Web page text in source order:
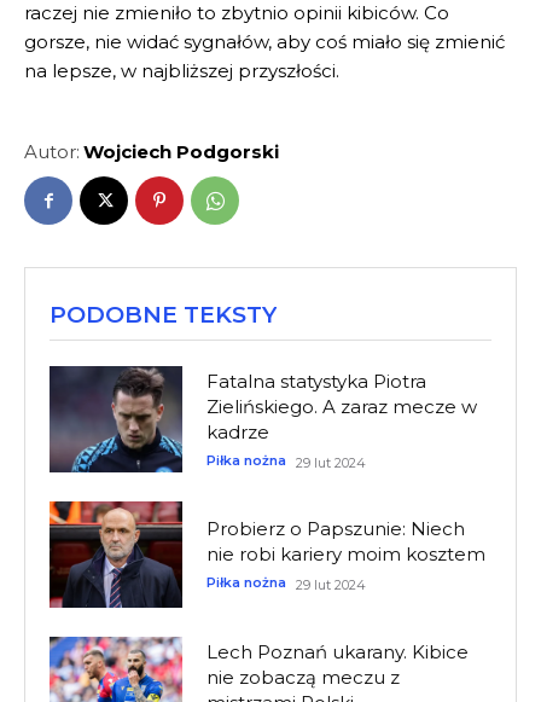
raczej nie zmieniło to zbytnio opinii kibiców. Co
gorsze, nie widać sygnałów, aby coś miało się zmienić
na lepsze, w najbliższej przyszłości.
Autor: Wojciech Podgorski
PODOBNE TEKSTY
Fatalna statystyka Piotra
Zielińskiego. A zaraz mecze w
kadrze
Piłka nożna 29 lut 2024
Probierz o Papszunie: Niech
nie robi kariery moim kosztem
Piłka nożna 29 lut 2024
Lech Poznań ukarany. Kibice
nie zobaczą meczu z